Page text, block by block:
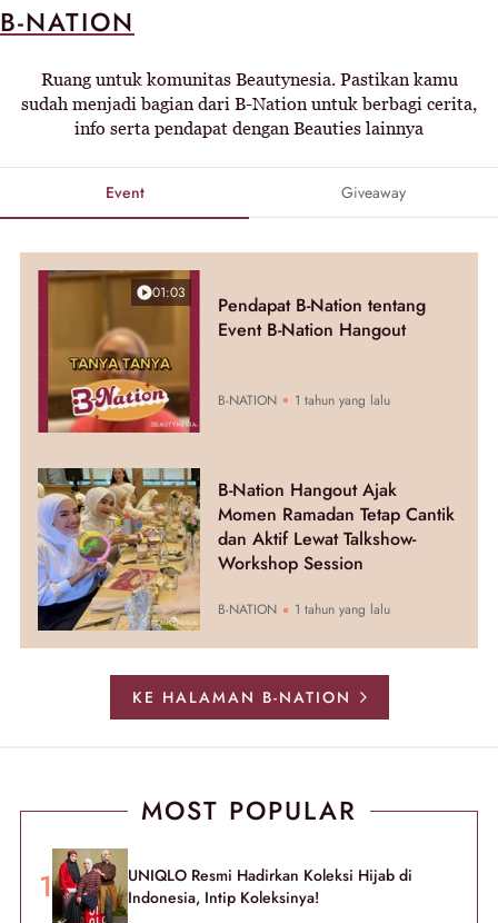
B-NATION
Ruang untuk komunitas Beautynesia. Pastikan kamu
sudah menjadi bagian dari B-Nation untuk berbagi cerita,
info serta pendapat dengan Beauties lainnya
Event Giveaway
01:03
Pendapat B-Nation tentang
Event B-Nation Hangout
B-NATION 1 tahun yang lalu
B-Nation Hangout Ajak
Momen Ramadan Tetap Cantik
dan Aktif Lewat Talkshow-
Workshop Session
B-NATION 1 tahun yang lalu
KE HALAMAN B-NATION
MOST POPULAR
UNIQLO Resmi Hadirkan Koleksi Hijab di
Indonesia, Intip Koleksinya!